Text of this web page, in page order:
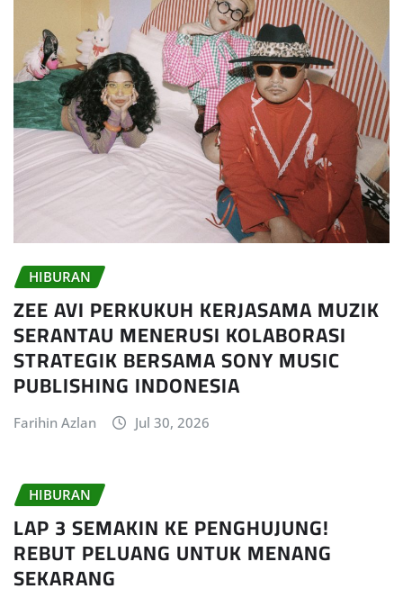
HIBURAN
ZEE AVI PERKUKUH KERJASAMA MUZIK
SERANTAU MENERUSI KOLABORASI
STRATEGIK BERSAMA SONY MUSIC
PUBLISHING INDONESIA
Farihin Azlan Jul 30, 2026
HIBURAN
LAP 3 SEMAKIN KE PENGHUJUNG!
REBUT PELUANG UNTUK MENANG
SEKARANG